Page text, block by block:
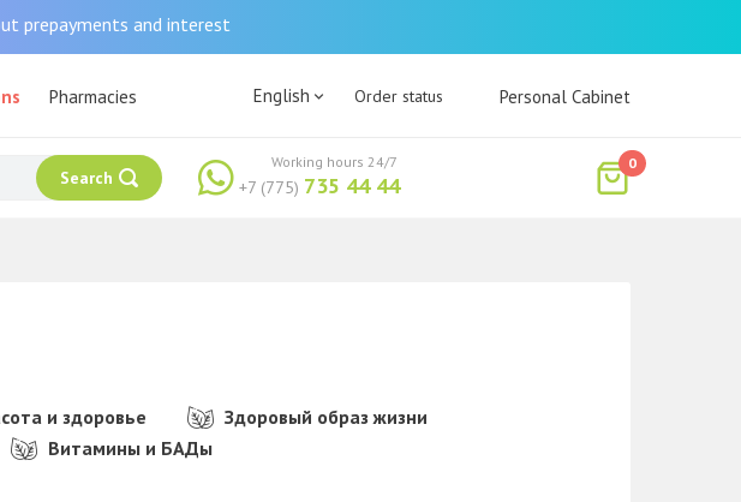
prepayments and interest
Pharmacies English Order status Personal Cabinet
Search +7 (775) 735 44 44
Working hours 24/7 0
и здоровье
Здоровый образ жизни
Витамины и БАДы